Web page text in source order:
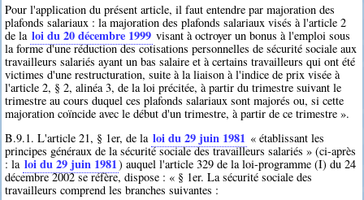
Pour l'application du présent article, il faut entendre par majoration des
plafonds salariaux : la majoration des plafonds salariaux visés à l'article 2
de la loi du 20 décembre 1999 visant à octroyer un bonus à l'emploi sous
la forme d'une réduction des cotisations personnelles de sécurité sociale aux
travailleurs salariés ayant un bas salaire et à certains travailleurs qui ont été
victimes d'une restructuration, suite à la liaison à l'indice de prix visée à
l'article 2, § 2, alinéa 3, de la loi précitée, à partir du trimestre suivant le
trimestre au cours duquel ces plafonds salariaux sont majorés ou, si cette
majoration coïncide avec le début d'un trimestre, à partir de ce trimestre ».
B.9.1. L'article 21, § 1er, de la loi du 29 juin 1981 « établissant les
principes généraux de la sécurité sociale des travailleurs salariés » (ci-après
: la loi du 29 juin 1981) auquel l'article 329 de la loi-programme (I) du 24
décembre 2002 se réfère, dispose : « § 1er. La sécurité sociale des
travailleurs comprend les branches suivantes :